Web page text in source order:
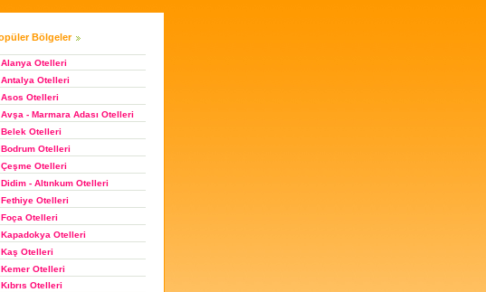
Bölgeler
Alanya Otelleri
Antalya Otelleri
Asos Otelleri
Avşa - Marmara Adası Otelleri
Belek Otelleri
Bodrum Otelleri
Çeşme Otelleri
Didim - Altınkum Otelleri
Fethiye Otelleri
Foça Otelleri
Kapadokya Otelleri
Kaş Otelleri
Kemer Otelleri
Kıbrıs Otelleri